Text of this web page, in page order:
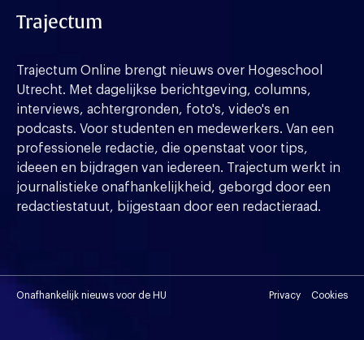
Trajectum
Trajectum Online brengt nieuws over Hogeschool
Utrecht. Met dagelijkse berichtgeving, columns,
interviews, achtergronden, foto's, video's en
podcasts. Voor studenten en medewerkers. Van een
professionele redactie, die openstaat voor tips,
ideeen en bijdragen van iedereen. Trajectum werkt in
journalistieke onafhankelijkheid, geborgd door een
redactiestatuut, bijgestaan door een redactieraad.
Onafhankelijk nieuws voor de HU Privacy Cookies